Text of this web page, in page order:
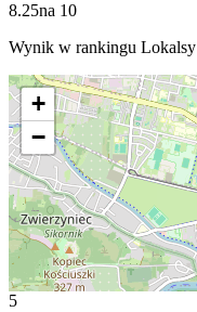
8.25na 10
Wynik w rankingu Lokalsy
+
−
5